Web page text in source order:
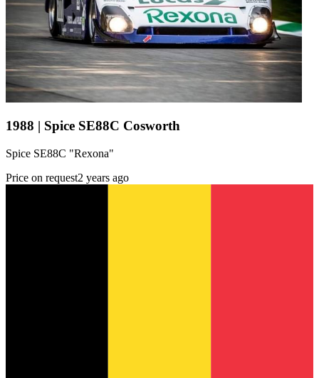
1988 | Spice SE88C Cosworth
Spice SE88C "Rexona"
Price on request2 years ago